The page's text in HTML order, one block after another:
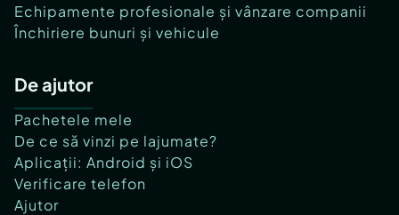
Echipamente profesionale și vânzare companii
Închiriere bunuri și vehicule
De ajutor
Pachetele mele
De ce să vinzi pe lajumate?
Aplicații: Android și iOS
Verificare telefon
Ajutor